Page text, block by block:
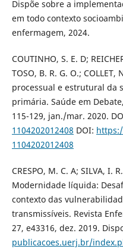
Dispõe sobre a
em todo contexto
enfermagem, 2024.
COUTINHO, S. E. D;
TOSO, B. R. G. O.;
processual e estrutural da
primária. Saúde em
115-129, jan./mar. 2020.
1104202012408 DOI:
1104202012408
CRESPO, M. C. A; SILVA, I.
Modernidade líquida:
contexto das
transmissíveis. Revista
27, e43316, dez. 2019.
publicacoes.uerj.br/